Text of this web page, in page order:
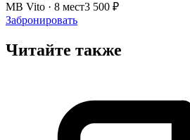
MB Vito · 8 мест3 500 ₽
Забронировать
Читайте также